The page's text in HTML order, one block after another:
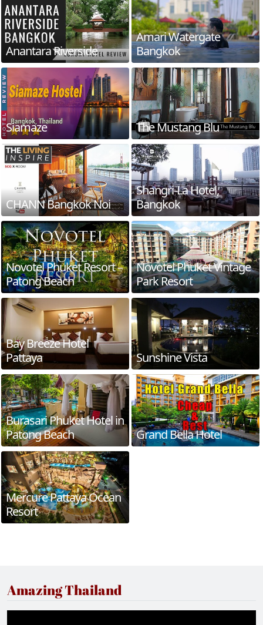
Anantara Riverside
Amari Watergate
Bangkok
Siamaze The Mustang Blu
CHANN Bangkok Noi
Shangri-La Hotel,
Bangkok
Novotel Phuket Resort –
Patong Beach
Novotel Phuket Vintage
Park Resort
Bay Breeze Hotel
Pattaya
Sunshine Vista
Burasari Phuket Hotel in
Patong Beach
Grand Bella Hotel
Mercure Pattaya Ocean
Resort
Amazing Thailand